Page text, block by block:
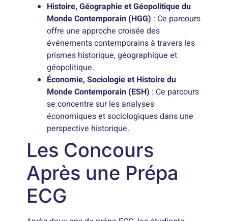
Histoire, Géographie et Géopolitique du
Monde Contemporain (HGG) : Ce parcours
offre une approche croisée des
événements contemporains à travers les
prismes historique, géographique et
géopolitique.
Économie, Sociologie et Histoire du
Monde Contemporain (ESH) : Ce parcours
se concentre sur les analyses
économiques et sociologiques dans une
perspective historique.
Les Concours
Après une Prépa
ECG